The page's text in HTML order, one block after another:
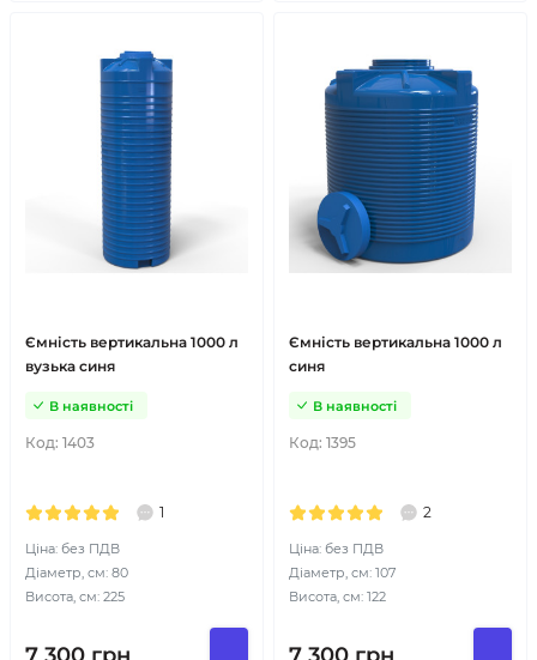
Ємність вертикальна 1000 л
вузька синя
Код: 1403
В наявності
1
Ціна: без ПДВ
Діаметр, см: 80
Висота, см: 225
Ємність вертикальна 1000 л
синя
Код: 1395
В наявності
2
Ціна: без ПДВ
Діаметр, см: 107
Висота, см: 122